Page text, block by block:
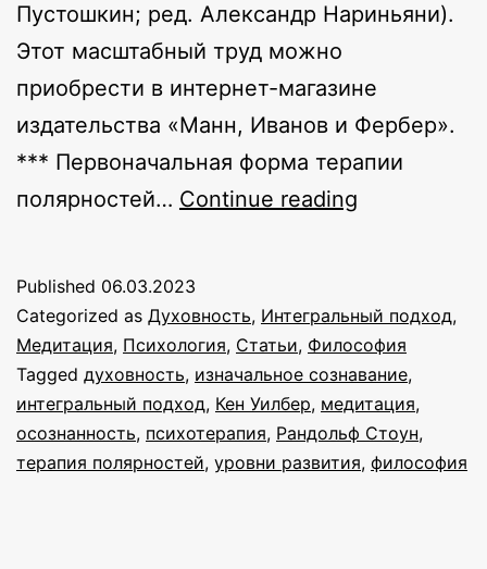
Пустошкин; ред. Александр Нариньяни).
Этот масштабный труд можно
приобрести в интернет-магазине
издательства «Манн, Иванов и Фербер».
*** Первоначальная форма терапии
полярностей… Continue reading
Published 06.03.2023
Categorized as Духовность, Интегральный подход,
Медитация, Психология, Статьи, Философия
Tagged духовность, изначальное сознавание,
интегральный подход, Кен Уилбер, медитация,
осознанность, психотерапия, Рандольф Стоун,
терапия полярностей, уровни развития, философия